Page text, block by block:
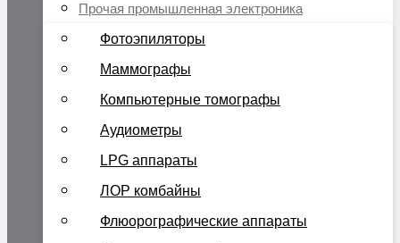
Прочая промышленная электроника
Фотоэпиляторы
Маммографы
Компьютерные томографы
Аудиометры
LPG аппараты
ЛОР комбайны
Флюорографические аппараты